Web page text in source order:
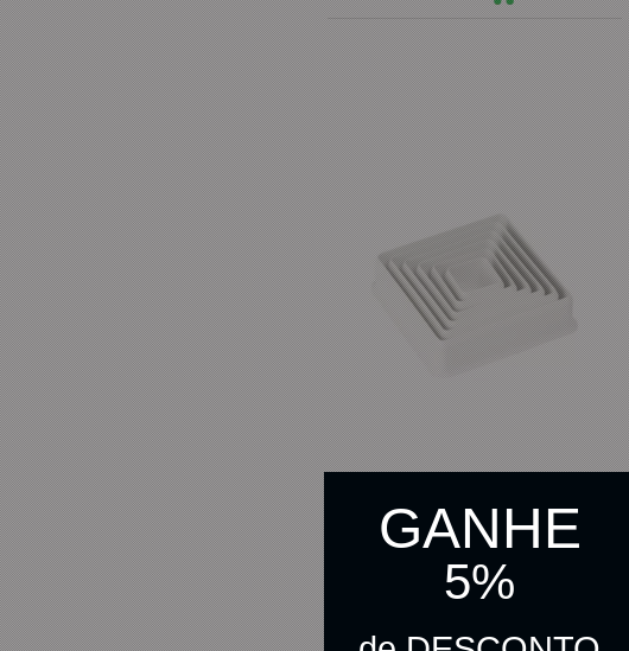
GANHE
5%
Jogo Cortador Quadrado Plástico 6 Peças
C/ 6un Massari – Ref. 105